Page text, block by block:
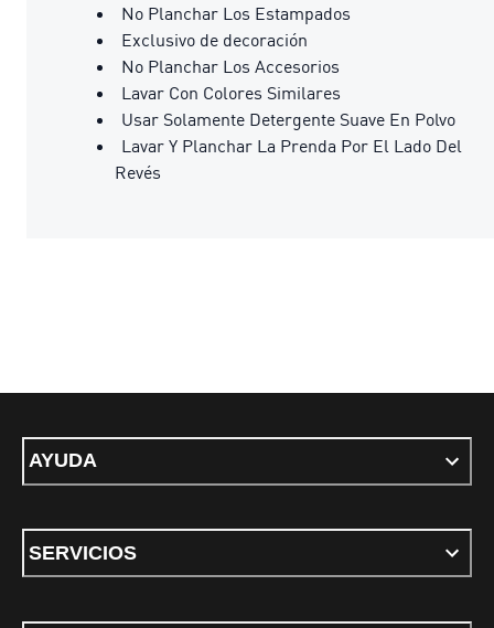
No Planchar Los Estampados
Exclusivo de decoración
No Planchar Los Accesorios
Lavar Con Colores Similares
Usar Solamente Detergente Suave En Polvo
Lavar Y Planchar La Prenda Por El Lado Del
Revés
AYUDA
SERVICIOS